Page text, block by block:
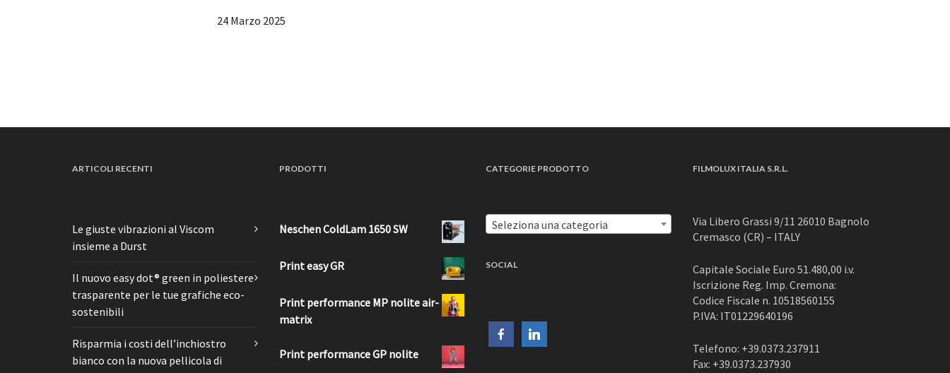
24 Marzo 2025
ARTICOLI RECENTI
Le giuste vibrazioni al Viscom
insieme a Durst
Il nuovo easy dot® green in poliestere
trasparente per le tue grafiche eco-
sostenibili
Risparmia i costi dell’inchiostro
bianco con la nuova pellicola di
PRODOTTI
Neschen ColdLam 1650 SW
Print easy GR
Print performance MP nolite air-
matrix
Print performance GP nolite
CATEGORIE PRODOTTO
Seleziona una categoria
SOCIAL
FILMOLUX ITALIA S.R.L.
Via Libero Grassi 9/11 26010 Bagnolo
Cremasco (CR) – ITALY
Capitale Sociale Euro 51.480,00 i.v.
Iscrizione Reg. Imp. Cremona:
Codice Fiscale n. 10518560155
P.IVA: IT01229640196
Telefono: +39.0373.237911
Fax: +39.0373.237930